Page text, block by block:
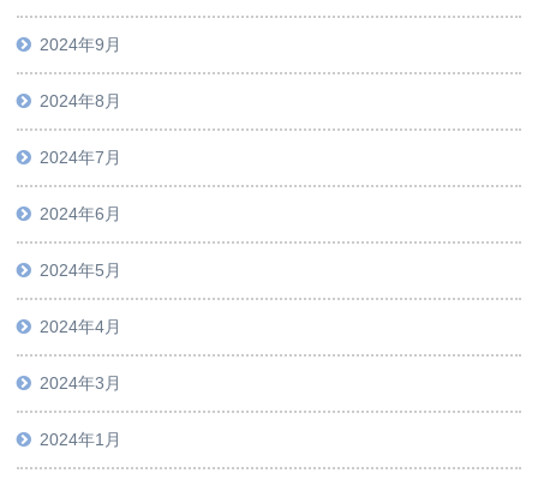
2024年9月
2024年8月
2024年7月
2024年6月
2024年5月
2024年4月
2024年3月
2024年1月